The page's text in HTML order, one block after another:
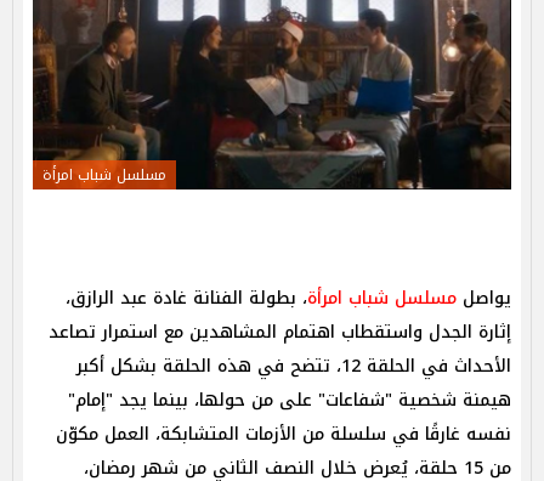
مسلسل شباب امرأة
يواصل مسلسل شباب امرأة، بطولة الفنانة غادة عبد الرازق،
إثارة الجدل واستقطاب اهتمام المشاهدين مع استمرار تصاعد
الأحداث في الحلقة 12، تتضح في هذه الحلقة بشكل أكبر
هيمنة شخصية "شفاعات" على من حولها، بينما يجد "إمام"
نفسه غارقًا في سلسلة من الأزمات المتشابكة، العمل مكوّن
من 15 حلقة، يُعرض خلال النصف الثاني من شهر رمضان،